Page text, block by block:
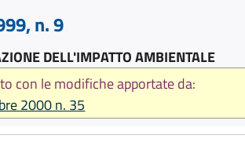
n. 9
DELL'IMPATTO AMBIENTALE
con le modifiche apportate da:
2000 n. 35